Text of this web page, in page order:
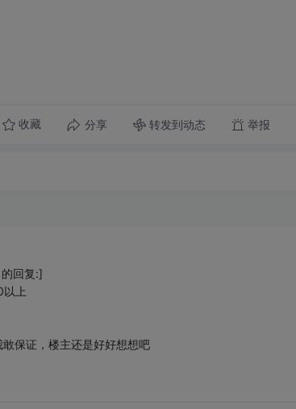
收藏 分享 转发到动态 举报
回复:]
上
保证，楼主还是好好想想吧